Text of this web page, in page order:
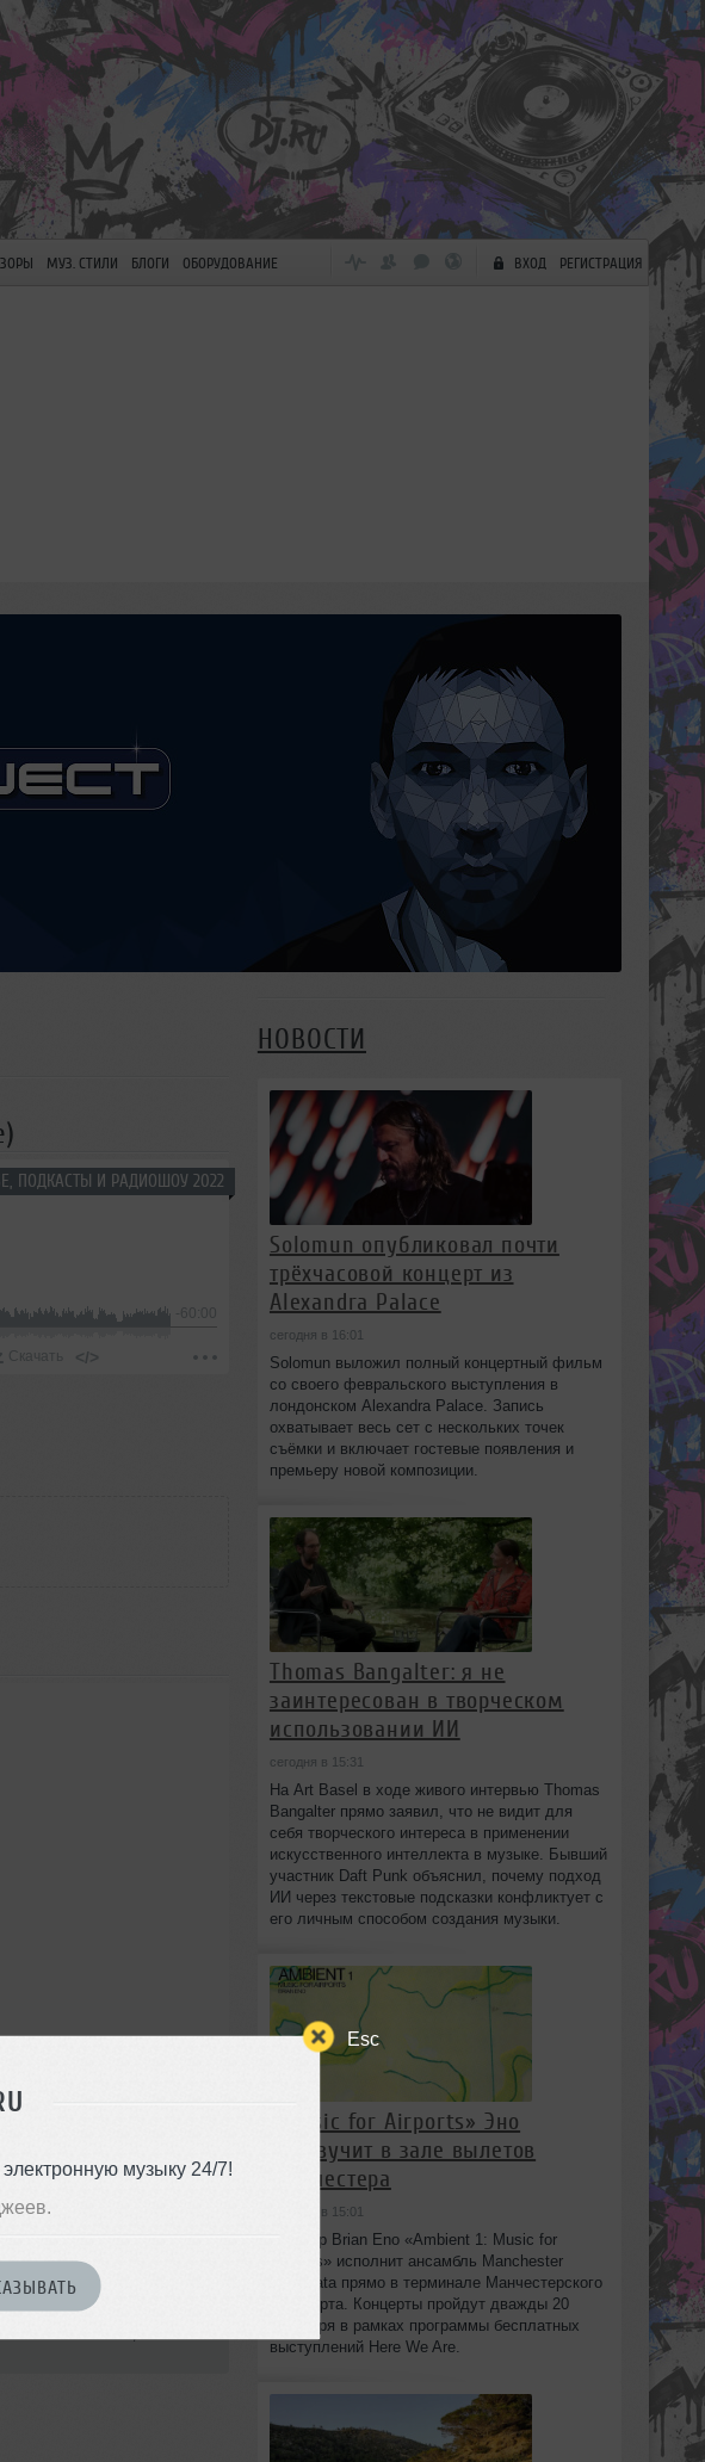
Esc
музыку 24/7!
МУЗ. СТИЛИ БЛОГИ ОБОРУДОВАНИЕ ВХОД РЕГИСТРАЦИЯ
ПОДКАСТЫ И РАДИОШОУ 2022
-60:00
Скачать </>
Electronic
24 июня 2022
НОВОСТИ
Solomun опубликовал почти
трёхчасовой концерт из
Alexandra Palace
сегодня в 16:01
Solomun выложил полный концертный фильм
со своего февральского выступления в
лондонском Alexandra Palace. Запись
охватывает весь сет с нескольких точек
съёмки и включает гостевые появления и
премьеру новой композиции.
Thomas Bangalter: я не
заинтересован в творческом
использовании ИИ
сегодня в 15:31
На Art Basel в ходе живого интервью Thomas
Bangalter прямо заявил, что не видит для
себя творческого интереса в применении
искусственного интеллекта в музыке. Бывший
участник Daft Punk объяснил, почему подход
ИИ через текстовые подсказки конфликтует с
его личным способом создания музыки.
«Music for Airports» Эно
прозвучит в зале вылетов
Манчестера
сегодня в 15:01
Шедевр Brian Eno «Ambient 1: Music for
Airports» исполнит ансамбль Manchester
Camerata прямо в терминале Манчестерского
аэропорта. Концерты пройдут дважды 20
сентября в рамках программы бесплатных
выступлений Here We Are.